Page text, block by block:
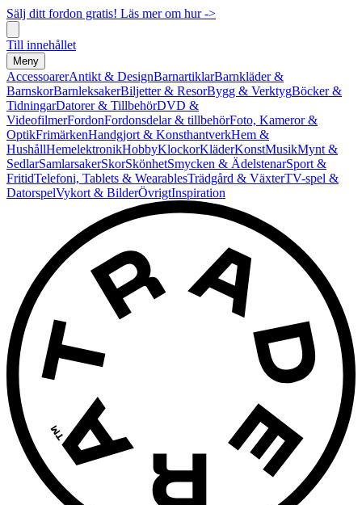
Sälj ditt fordon gratis! Läs mer om hur ->
Till innehållet
Meny
AccessoarerAntikt & DesignBarnartiklarBarnkläder &
BarnskorBarnleksakerBiljetter & ResorBygg & VerktygBöcker &
TidningarDatorer & TillbehörDVD &
VideofilmerFordonFordonsdelar & tillbehörFoto, Kameror &
OptikFrimärkenHandgjort & KonsthantverkHem &
HushållHemelektronikHobbyKlockorKläderKonstMusikMynt &
SedlarSamlarsakerSkorSkönhetSmycken & ÄdelstenarSport &
FritidTelefoni, Tablets & WearablesTrädgård & VäxterTV-spel &
DatorspelVykort & BilderÖvrigtInspiration